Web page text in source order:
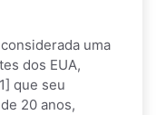
uma
dos EUA,
que seu
20 anos,